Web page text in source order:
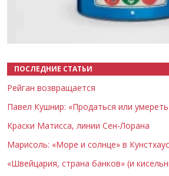
ПОСЛЕДНИЕ СТАТЬИ
Рейган возвращается
Павел Кушнир: «Продаться или
Краски Матисса, линии Сен-Лорана
Марисоль: «Море и солнце» в
«Швейцария, страна банков» (и